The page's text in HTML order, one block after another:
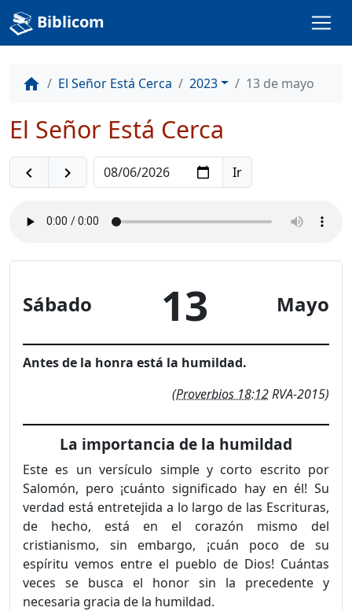
Biblicom
home El Señor Está Cerca 2023 13 de mayo
El Señor Está Cerca
navigate_before navigate_next
Sábado 13 Mayo
Antes de la honra está la humildad.
(Proverbios 18:12RVA-2015)
La importancia de la humildad
Este es un versículo simple y corto escrito por
Salomón, pero ¡cuánto significado hay en él! Su
verdad está entretejida a lo largo de las Escrituras,
de hecho, está en el corazón mismo del
cristianismo, sin embargo, ¡cuán poco de su
espíritu vemos entre el pueblo de Dios! Cuántas
veces se busca el honor sin la precedente y
necesaria gracia de la humildad.